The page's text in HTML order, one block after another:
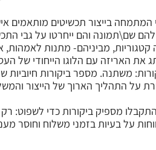
המתמחה בייצור תכשיטים מותאמים
להם שם\תמונה והם ייחרטו על גבי
מביניהם- מתנות לאמהות,
את האריזה עם הלוגו הייחודי של
משתנה. מספר ביקורות
על התהליך הארוך של הייצור
על בעיות בזמני משלוח וחוסר